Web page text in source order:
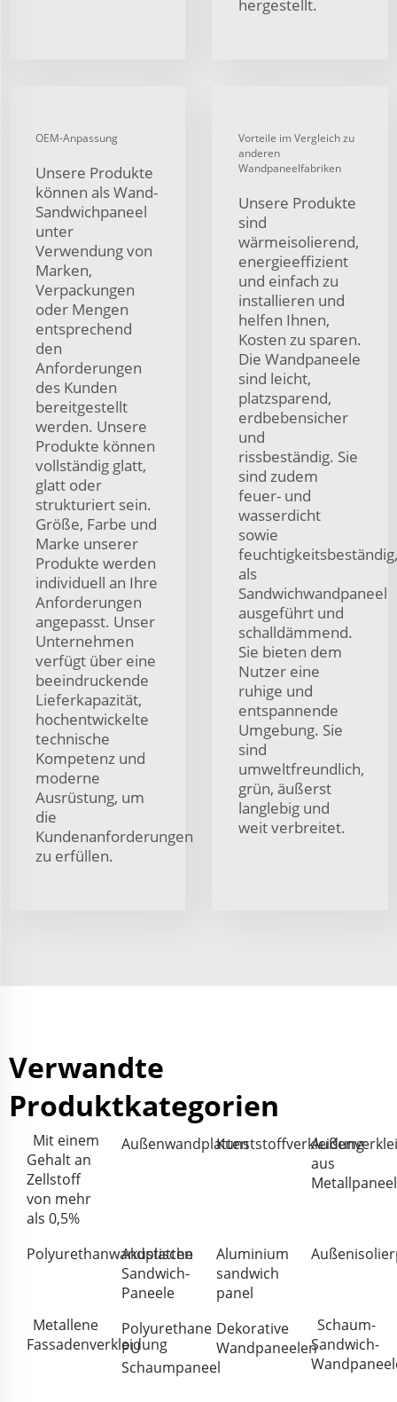
hergestellt.
OEM-Anpassung
Unsere Produkte
können als Wand-
Sandwichpaneel
unter
Verwendung von
Marken,
Verpackungen
oder Mengen
entsprechend
den
Anforderungen
des Kunden
bereitgestellt
werden. Unsere
Produkte können
vollständig glatt,
glatt oder
strukturiert sein.
Größe, Farbe und
Marke unserer
Produkte werden
individuell an Ihre
Anforderungen
angepasst. Unser
Unternehmen
verfügt über eine
beeindruckende
Lieferkapazität,
hochentwickelte
technische
Kompetenz und
moderne
Ausrüstung, um
die
Kundenanforderungen
zu erfüllen.
Vorteile im Vergleich zu
anderen
Wandpaneelfabriken
Unsere Produkte
sind
wärmeisolierend,
energieeffizient
und einfach zu
installieren und
helfen Ihnen,
Kosten zu sparen.
Die Wandpaneele
sind leicht,
platzsparend,
erdbebensicher
und
rissbeständig. Sie
sind zudem
feuer- und
wasserdicht
sowie
feuchtigkeitsbeständig,
als
Sandwichwandpaneel
ausgeführt und
schalldämmend.
Sie bieten dem
Nutzer eine
ruhige und
entspannende
Umgebung. Sie
sind
umweltfreundlich,
grün, äußerst
langlebig und
weit verbreitet.
Verwandte
Produktkategorien
Mit einem
Gehalt an
Zellstoff
von mehr
als 0,5%
AußenwandplattenKunststoffverkleidung
aus
Polyurethanwandplatten
Akustische
Sandwich-
Paneele
Aluminium
sandwich
panel
Metallene
Fassadenverkleidung
Polyurethane
PU
Schaumpaneel
Dekorative
Wandpaneelen
Schaum-
Sandwich-